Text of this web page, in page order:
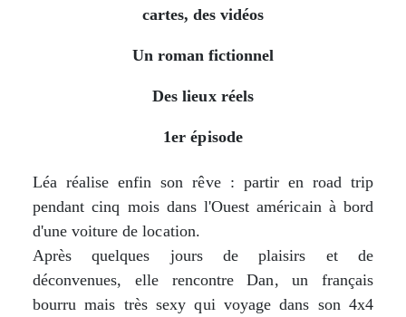
cartes, des vidéos
Un roman fictionnel
Des lieux réels
1er épisode
Léa réalise enfin son rêve : partir en road trip
pendant cinq mois dans l'Ouest américain à bord
d'une voiture de location.
Après quelques jours de plaisirs et de
déconvenues, elle rencontre Dan, un français
bourru mais très sexy qui voyage dans son 4x4